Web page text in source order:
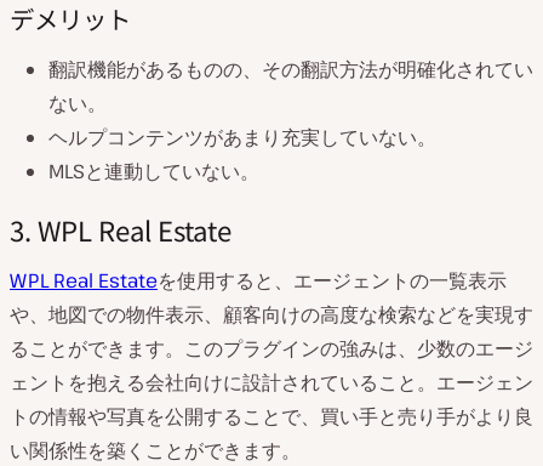
デメリット
翻訳機能があるものの、その翻訳方法が明確化されてい
ない。
ヘルプコンテンツがあまり充実していない。
MLSと連動していない。
3. WPL Real Estate
WPL Real Estateを使用すると、エージェントの一覧表示
や、地図での物件表示、顧客向けの高度な検索などを実現す
ることができます。このプラグインの強みは、少数のエージ
ェントを抱える会社向けに設計されていること。エージェン
トの情報や写真を公開することで、買い手と売り手がより良
い関係性を築くことができます。